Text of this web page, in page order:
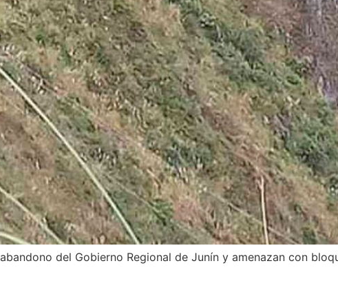
del Gobierno Regional de Junín y amenazan con